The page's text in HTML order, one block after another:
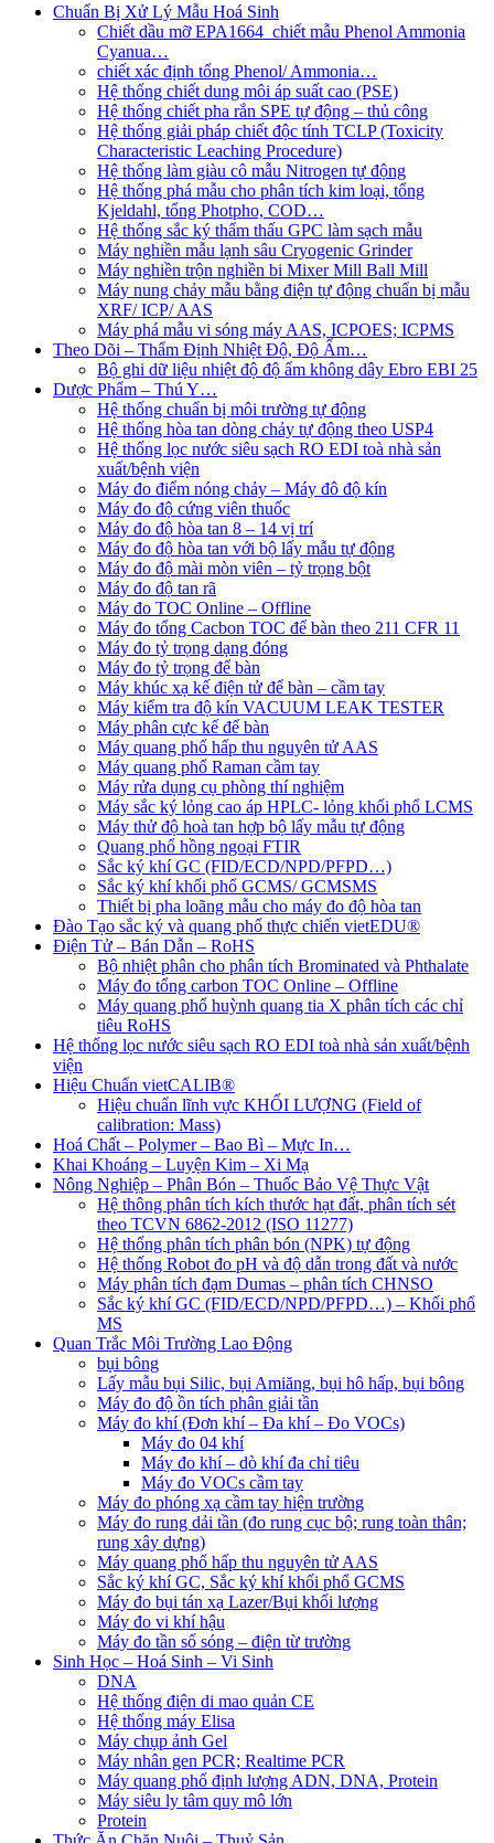
Chuẩn Bị Xử Lý Mẫu Hoá Sinh
Chiết dầu mỡ EPA1664_chiết mẫu Phenol Ammonia
Cyanua…
chiết xác định tổng Phenol/ Ammonia…
Hệ thống chiết dung môi áp suất cao (PSE)
Hệ thống chiết pha rắn SPE tự động – thủ công
Hệ thống giải pháp chiết độc tính TCLP (Toxicity
Characteristic Leaching Procedure)
Hệ thống làm giàu cô mẫu Nitrogen tự động
Hệ thống phá mẫu cho phân tích kim loại, tổng
Kjeldahl, tổng Photpho, COD…
Hệ thống sắc ký thẩm thấu GPC làm sạch mẫu
Máy nghiền mẫu lạnh sâu Cryogenic Grinder
Máy nghiền trộn nghiền bi Mixer Mill Ball Mill
Máy nung chảy mẫu bằng điện tự động chuẩn bị mẫu
XRF/ ICP/ AAS
Máy phá mẫu vi sóng máy AAS, ICPOES; ICPMS
Theo Dõi – Thẩm Định Nhiệt Độ, Độ Ẩm…
Bộ ghi dữ liệu nhiệt độ độ ẩm không dây Ebro EBI 25
Dược Phẩm – Thú Y…
Hệ thống chuẩn bị môi trường tự động
Hệ thống hòa tan dòng chảy tự động theo USP4
Hệ thống lọc nước siêu sạch RO EDI​​ toà nhà sản
xuất/bệnh viện
Máy đo điểm nóng chảy – Máy đô độ kín
Máy đo độ cứng viên thuốc
Máy đo độ hòa tan 8 – 14 vị trí
Máy đo độ hòa tan với bộ lấy mẫu tự động
Máy đo độ mài mòn viên – tỷ trọng bột
Máy đo độ tan rã
Máy đo TOC Online – Offline
Máy đo tổng Cacbon TOC để bàn theo 211 CFR 11
Máy đo tỷ trọng dạng đóng
Máy đo tỷ trọng để bàn
Máy khúc xạ kế điện tử để bàn – cầm tay
Máy kiểm tra độ kín VACUUM LEAK TESTER
Máy phân cực kế để bàn
Máy quang phổ hấp thu nguyên tử AAS
Máy quang phổ Raman cầm tay
Máy rửa dụng cụ phòng thí nghiệm
Máy sắc ký lỏng cao áp HPLC- lỏng khối phổ LCMS
Máy thử độ hoà tan hợp bộ lấy mẫu tự động
Quang phổ hồng ngoại FTIR
Sắc ký khí GC (FID/ECD/NPD/PFPD…)
Sắc ký khí khối phổ GCMS/ GCMSMS
Thiết bị pha loãng mẫu cho máy đo độ hòa tan
Đào Tạo sắc ký và quang phổ thực chiến vietEDU®
Điện Tử – Bán Dẫn – RoHS
Bộ nhiệt phân cho phân tích Brominated và Phthalate
Máy đo tổng carbon TOC Online – Offline
Máy quang phổ huỳnh quang tia X phân tích các chỉ
tiêu RoHS
Hệ thống lọc nước siêu sạch RO EDI​​ toà nhà sản xuất/bệnh
viện
Hiệu Chuẩn vietCALIB®
Hiệu chuẩn lĩnh vực KHỐI LƯỢNG (Field of
calibration: Mass)
Hoá Chất – Polymer – Bao Bì – Mực In…
Khai Khoáng – Luyện Kim – Xi Mạ
Nông Nghiệp – Phân Bón – Thuốc Bảo Vệ Thực Vật
Hệ thông phân tích kích thước hạt đất, phân tích sét
theo TCVN 6862-2012 (ISO 11277)
Hệ thống phân tích phân bón (NPK) tự động
Hệ thống Robot đo pH và độ dẫn trong đất và nước
Máy phân tích đạm Dumas – phân tích CHNSO
Sắc ký khí GC (FID/ECD/NPD/PFPD…) – Khối phổ
MS
Quan Trắc Môi Trường Lao Động
bụi bông
Lấy mẫu bụi Silic, bụi Amiăng, bụi hô hấp, bụi bông
Máy đo độ ồn tích phân giải tần
Máy đo khí (Đơn khí – Đa khí – Đo VOCs)
Máy đo 04 khí
Máy đo khí – dò khí đa chỉ tiêu
Máy đo VOCs cầm tay
Máy đo phóng xạ cầm tay hiện trường
Máy đo rung dải tần (đo rung cục bộ; rung toàn thân;
rung xây dựng)
Máy quang phổ hấp thu nguyên tử AAS
Sắc ký khí GC, Sắc ký khí khối phổ GCMS
Máy đo bụi tán xạ Lazer/Bụi khối lượng
Máy đo vi khí hậu
Máy đo tần số sóng – điện từ trường
Sinh Học – Hoá Sinh – Vi Sinh
DNA
Hệ thống điện di mao quản CE
Hệ thống máy Elisa
Máy chụp ảnh Gel
Máy nhân gen PCR; Realtime PCR
Máy quang phổ định lượng ADN, DNA, Protein
Máy siêu ly tâm quy mô lớn
Protein